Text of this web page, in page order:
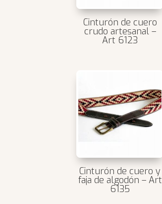
Cinturón de cuero
crudo artesanal –
Art 6123
Cinturón de cuero y
faja de algodón – Art
6135